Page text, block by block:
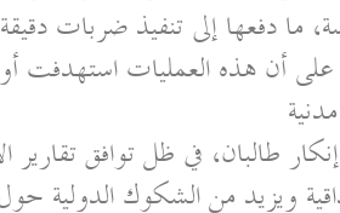
ما دفعها إلى تنفيذ ضربات
على أن هذه العمليات استهدفت
طالبان، في ظل توافق تقارير
ويزيد من الشكوك الدولية